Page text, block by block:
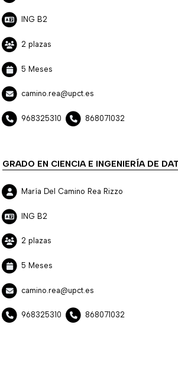
ING B2
2 plazas
5 Meses
camino.rea@upct.es
968325310 868071032
GRADO EN CIENCIA E INGENIERÍA DE
María Del Camino Rea Rizzo
ING B2
2 plazas
5 Meses
camino.rea@upct.es
968325310 868071032